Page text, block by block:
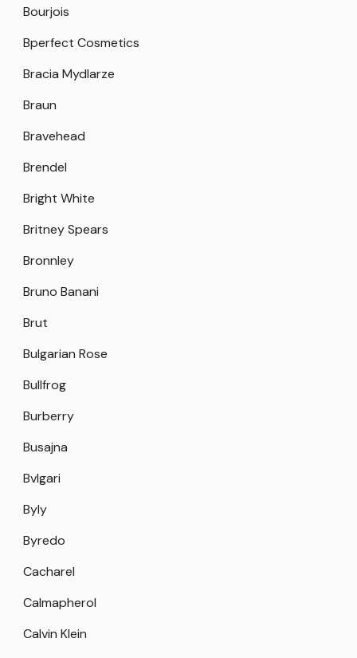
Bourjois
Bperfect Cosmetics
Bracia Mydlarze
Braun
Bravehead
Brendel
Bright White
Britney Spears
Bronnley
Bruno Banani
Brut
Bulgarian Rose
Bullfrog
Burberry
Busajna
Bvlgari
Byly
Byredo
Cacharel
Calmapherol
Calvin Klein